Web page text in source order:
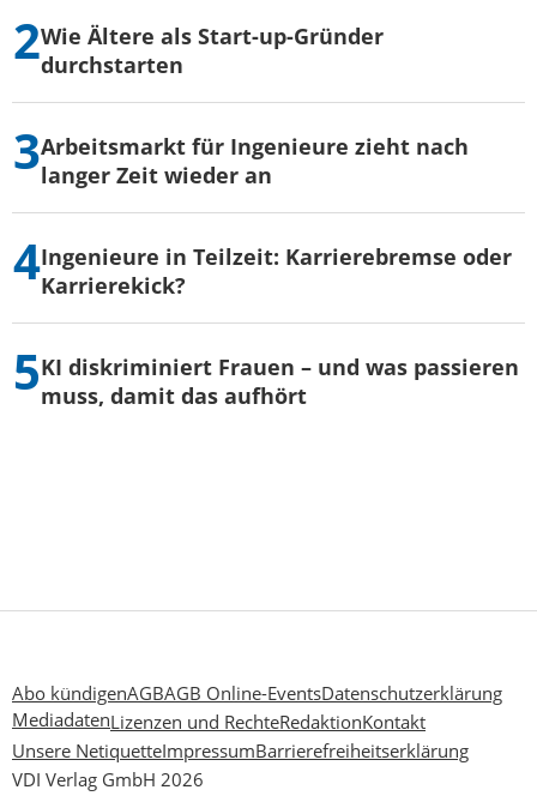
Wie Ältere als Start-up-Gründer
durchstarten
Arbeitsmarkt für Ingenieure zieht nach
langer Zeit wieder an
Ingenieure in Teilzeit: Karrierebremse oder
Karrierekick?
KI diskriminiert Frauen – und was passieren
muss, damit das aufhört
Abo kündigenAGBAGB Online-EventsDatenschutzerklärung
MediadatenLizenzen und RechteRedaktionKontakt
Unsere NetiquetteImpressumBarrierefreiheitserklärung
VDI Verlag GmbH 2026